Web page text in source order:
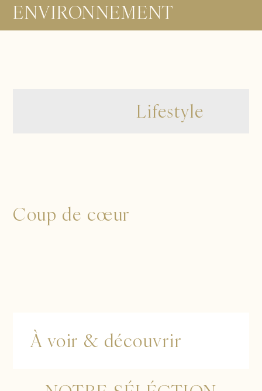
ENVIRONNEMENT
Lifestyle
Coup de cœur
À voir & découvrir